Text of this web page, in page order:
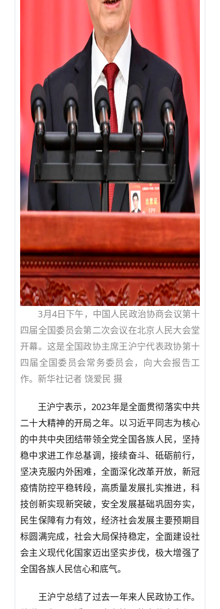
3月4日下午，中国人民政治协商会议第十
四届全国委员会第二次会议在北京人民大会堂
开幕。这是全国政协主席王沪宁代表政协第十
四届全国委员会常务委员会，向大会报告工
作。新华社记者 饶爱民 摄
王沪宁表示，2023年是全面贯彻落实中共
二十大精神的开局之年。以习近平同志为核心
的中共中央团结带领全党全国各族人民，坚持
稳中求进工作总基调，接续奋斗、砥砺前行，
坚决克服内外困难，全面深化改革开放，新冠
疫情防控平稳转段，高质量发展扎实推进，科
技创新实现新突破，安全发展基础巩固夯实，
民生保障有力有效，经济社会发展主要预期目
标圆满完成，社会大局保持稳定，全面建设社
会主义现代化国家迈出坚实步伐，极大增强了
全国各族人民信心和底气。
王沪宁总结了过去一年来人民政协工作。